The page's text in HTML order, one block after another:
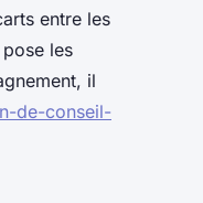
entre les
les
il
de-conseil-